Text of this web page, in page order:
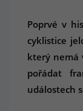
Poprvé v
cyklistice
který nemá
pořádat
událostech